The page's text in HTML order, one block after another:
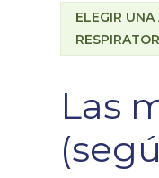
ELEGIR
Las